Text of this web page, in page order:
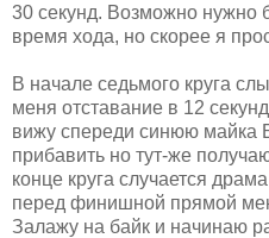
30 секунд. Возможно нужно
время хода, но скорее я
В начале седьмого круга
меня отставание в 12
вижу спереди синюю майка
прибавить но тут-же
конце круга случается
перед финишной прямой
Залажу на байк и начинаю